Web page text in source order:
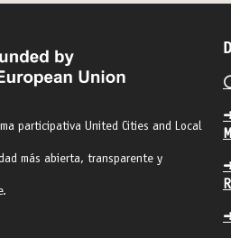
participativa United Cities and Local
más abierta, transparente y